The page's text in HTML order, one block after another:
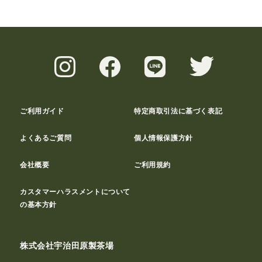
ご利用ガイド 特定商取引法に基づく表記
よくあるご質問 個人情報保護方針
会社概要 ご利用規約
カスタマーハラスメントについて
の基本方針
株式会社宇治田原製茶場